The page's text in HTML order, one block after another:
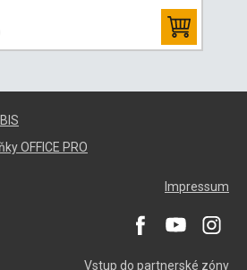
OFFICE PRO
Impressum
Vstup do partnerské zóny